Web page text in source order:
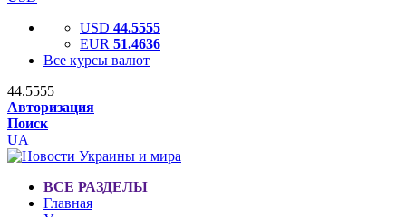
USD 44.5555
EUR 51.4636
Все курсы валют
44.5555
Авторизация
Поиск
UA
ВСЕ РАЗДЕЛЫ
Главная